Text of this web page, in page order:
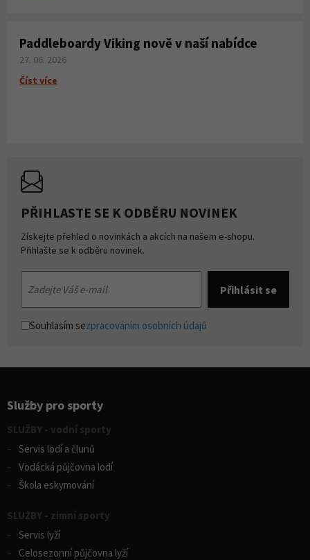
Paddleboardy Viking nově v naší nabídce
27. 06. 2026
Číst více
PŘIHLASTE SE K ODBĚRU NOVINEK
Získejte přehled o novinkách a akcích na našem e-shopu.
Přihlašte se k odběru novinek.
Souhlasím sezpracováním osobních údajů
Služby pro sporty
SLUŽBY - vodní sporty
Servis lodí a člunů
Vodácká půjčovna lodí
Škola eskymování
SLUŽBY - zimní sporty
Servis lyží
Celosezonní půjčovna lyží